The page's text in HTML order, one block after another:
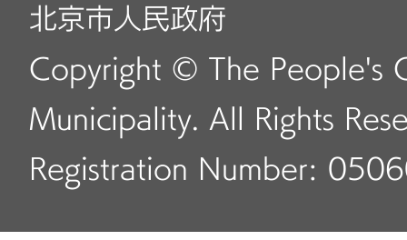
北京市人民政府
Copyright © The People's
Municipality. All Rights
Registration Number: